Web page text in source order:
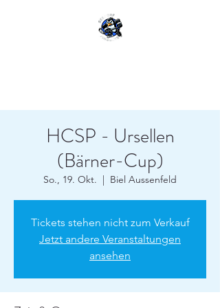
HCSP - Ursellen
(Bärner-Cup)
So., 19. Okt.
  |
Biel Aussenfeld
Tickets stehen nicht zum Verkauf
Jetzt andere Veranstaltungen
ansehen